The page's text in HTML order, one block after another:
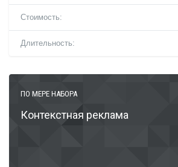
Стоимость:
Длительность:
ПО МЕРЕ НАБОРА
Контекстная реклама